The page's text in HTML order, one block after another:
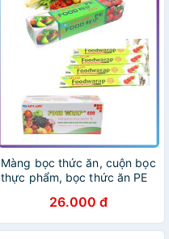
Màng bọc thức ăn, cuộn bọc
thực phẩm, bọc thức ăn PE
26.000 đ